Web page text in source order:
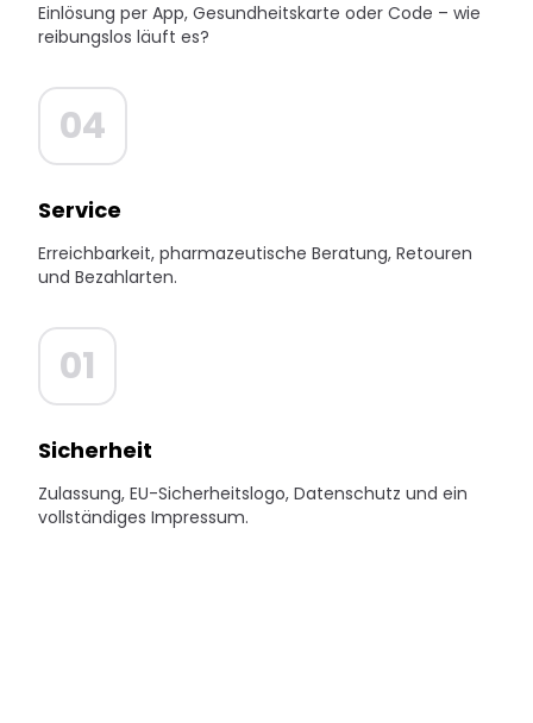
Einlösung per App, Gesundheitskarte oder Code – wie
reibungslos läuft es?
04
Service
Erreichbarkeit, pharmazeutische Beratung, Retouren
und Bezahlarten.
01
Sicherheit
Zulassung, EU-Sicherheitslogo, Datenschutz und ein
vollständiges Impressum.